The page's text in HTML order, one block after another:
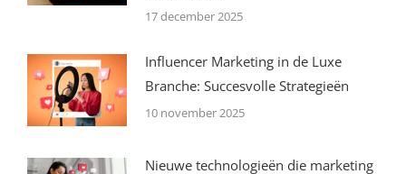
17 december 2025
Influencer Marketing in de Luxe
Branche: Succesvolle Strategieën
10 november 2025
Nieuwe technologieën die marketing